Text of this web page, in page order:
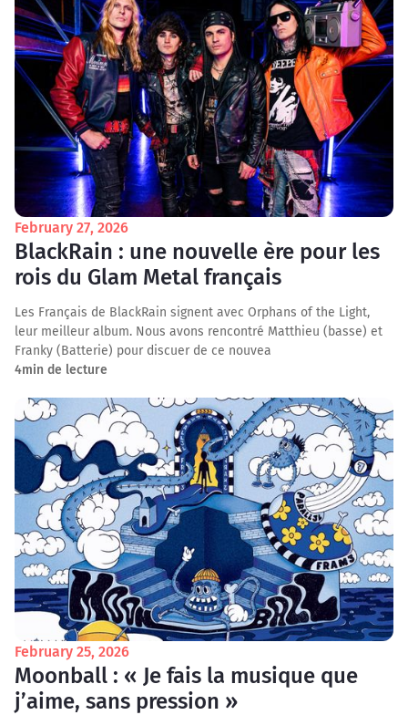
February 27, 2026
BlackRain : une nouvelle ère pour les
rois du Glam Metal français
Les Français de BlackRain signent avec Orphans of the Light,
leur meilleur album. Nous avons rencontré Matthieu (basse) et
Franky (Batterie) pour discuer de ce nouvea
4min de lecture
February 25, 2026
Moonball : « Je fais la musique que
j’aime, sans pression »